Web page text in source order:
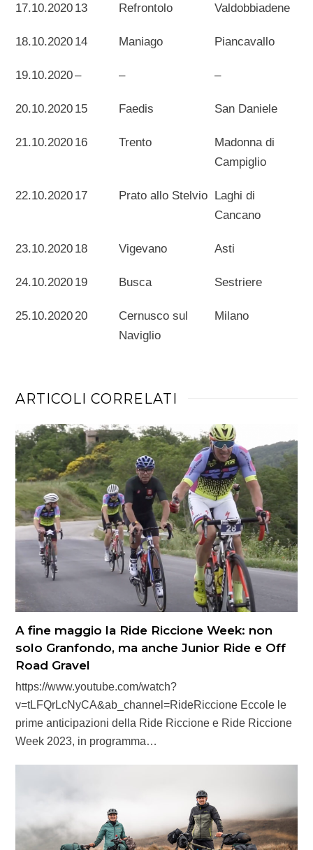
17.10.2020 13 Refrontolo Valdobbiadene
18.10.2020 14 Maniago Piancavallo
19.10.2020– – –
20.10.2020 15 Faedis San Daniele
21.10.2020 16 Trento
Madonna di
Campiglio
22.10.2020 17 Prato allo Stelvio Laghi di
Cancano
23.10.2020 18 Vigevano Asti
24.10.2020 19 Busca Sestriere
25.10.202020
Cernusco sul
Naviglio
Milano
ARTICOLI CORRELATI
A fine maggio la Ride Riccione Week: non
solo Granfondo, ma anche Junior Ride e Off
Road Gravel
https://www.youtube.com/watch?
v=tLFQrLcNyCA&ab_channel=RideRiccione Eccole le
prime anticipazioni della Ride Riccione e Ride Riccione
Week 2023, in programma…